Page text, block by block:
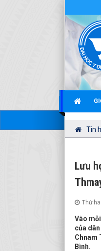
Tin
Lưu
Thứ
Vào
của
Chnam
Bình.